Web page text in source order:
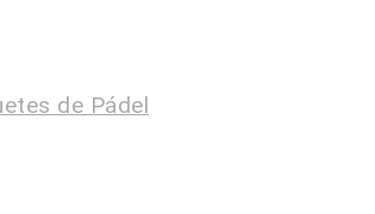
de Pádel